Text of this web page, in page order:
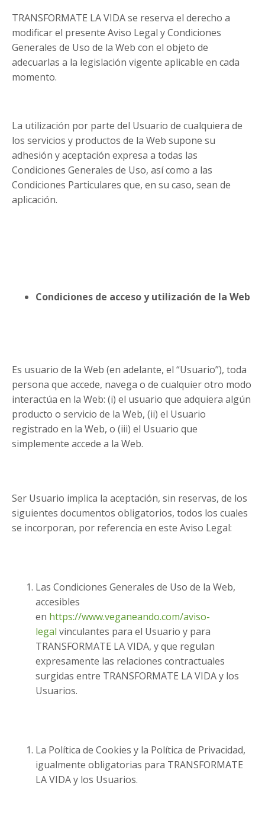
TRANSFORMATE LA VIDA se reserva el derecho a
modificar el presente Aviso Legal y Condiciones
Generales de Uso de la Web con el objeto de
adecuarlas a la legislación vigente aplicable en cada
momento.
La utilización por parte del Usuario de cualquiera de
los servicios y productos de la Web supone su
adhesión y aceptación expresa a todas las
Condiciones Generales de Uso, así como a las
Condiciones Particulares que, en su caso, sean de
aplicación.
Condiciones de acceso y utilización de la Web
Es usuario de la Web (en adelante, el “Usuario”), toda
persona que accede, navega o de cualquier otro modo
interactúa en la Web: (i) el usuario que adquiera algún
producto o servicio de la Web, (ii) el Usuario
registrado en la Web, o (iii) el Usuario que
simplemente accede a la Web.
Ser Usuario implica la aceptación, sin reservas, de los
siguientes documentos obligatorios, todos los cuales
se incorporan, por referencia en este Aviso Legal:
Las Condiciones Generales de Uso de la Web,
accesibles
en https://www.veganeando.com/aviso-
legal vinculantes para el Usuario y para
TRANSFORMATE LA VIDA, y que regulan
expresamente las relaciones contractuales
surgidas entre TRANSFORMATE LA VIDA y los
Usuarios.
La Política de Cookies y la Política de Privacidad,
igualmente obligatorias para TRANSFORMATE
LA VIDA y los Usuarios.